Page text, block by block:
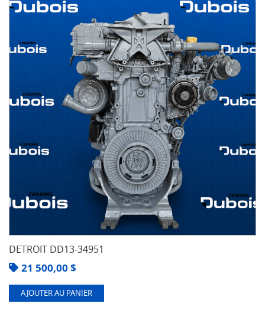
DETROIT DD13-34951
21 500,00 $
AJOUTER AU PANIER